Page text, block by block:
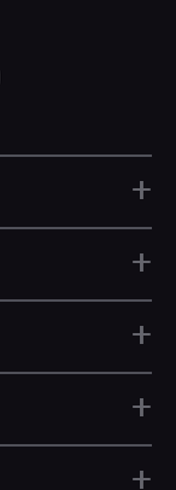
+
+
+
+
+